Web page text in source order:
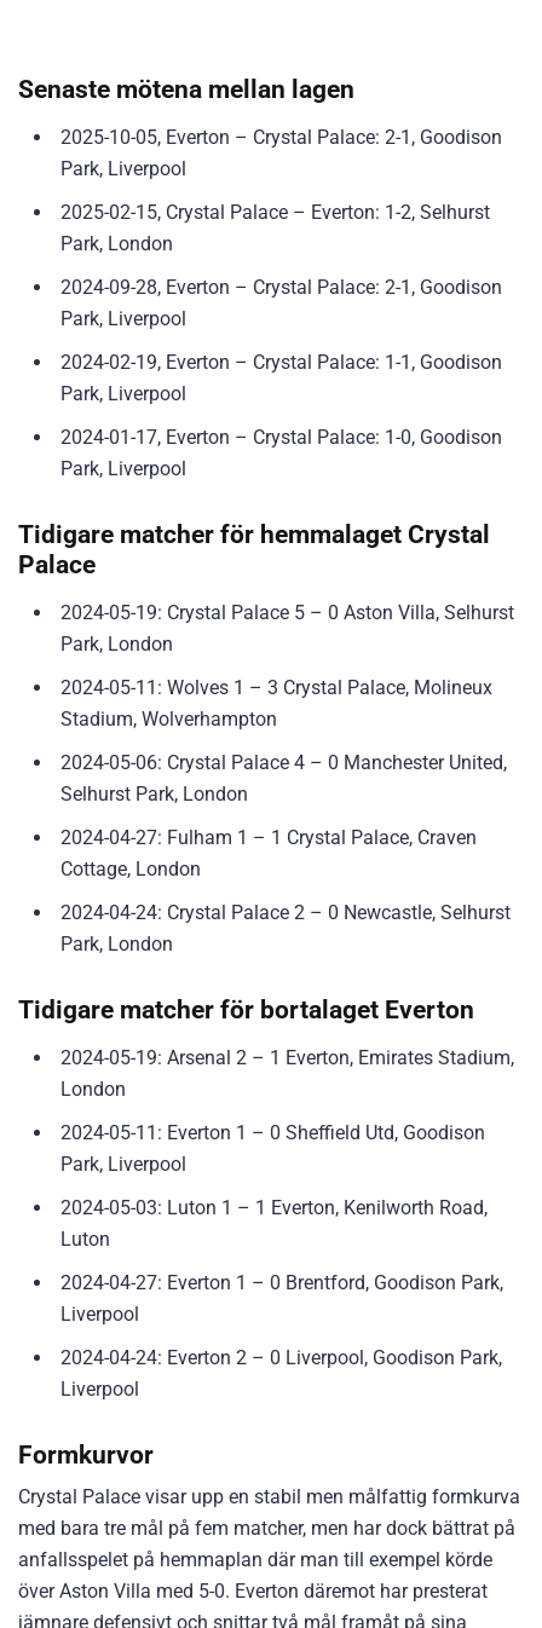
Senaste mötena mellan lagen
2025-10-05, Everton – Crystal Palace: 2-1, Goodison
Park, Liverpool
2025-02-15, Crystal Palace – Everton: 1-2, Selhurst
Park, London
2024-09-28, Everton – Crystal Palace: 2-1, Goodison
Park, Liverpool
2024-02-19, Everton – Crystal Palace: 1-1, Goodison
Park, Liverpool
2024-01-17, Everton – Crystal Palace: 1-0, Goodison
Park, Liverpool
Tidigare matcher för hemmalaget Crystal
Palace
2024-05-19: Crystal Palace 5 – 0 Aston Villa, Selhurst
Park, London
2024-05-11: Wolves 1 – 3 Crystal Palace, Molineux
Stadium, Wolverhampton
2024-05-06: Crystal Palace 4 – 0 Manchester United,
Selhurst Park, London
2024-04-27: Fulham 1 – 1 Crystal Palace, Craven
Cottage, London
2024-04-24: Crystal Palace 2 – 0 Newcastle, Selhurst
Park, London
Tidigare matcher för bortalaget Everton
2024-05-19: Arsenal 2 – 1 Everton, Emirates Stadium,
London
2024-05-11: Everton 1 – 0 Sheffield Utd, Goodison
Park, Liverpool
2024-05-03: Luton 1 – 1 Everton, Kenilworth Road,
Luton
2024-04-27: Everton 1 – 0 Brentford, Goodison Park,
Liverpool
2024-04-24: Everton 2 – 0 Liverpool, Goodison Park,
Liverpool
Formkurvor
Crystal Palace visar upp en stabil men målfattig formkurva
med bara tre mål på fem matcher, men har dock bättrat på
anfallsspelet på hemmaplan där man till exempel körde
över Aston Villa med 5-0. Everton däremot har presterat
jämnare defensivt och snittar två mål framåt på sina